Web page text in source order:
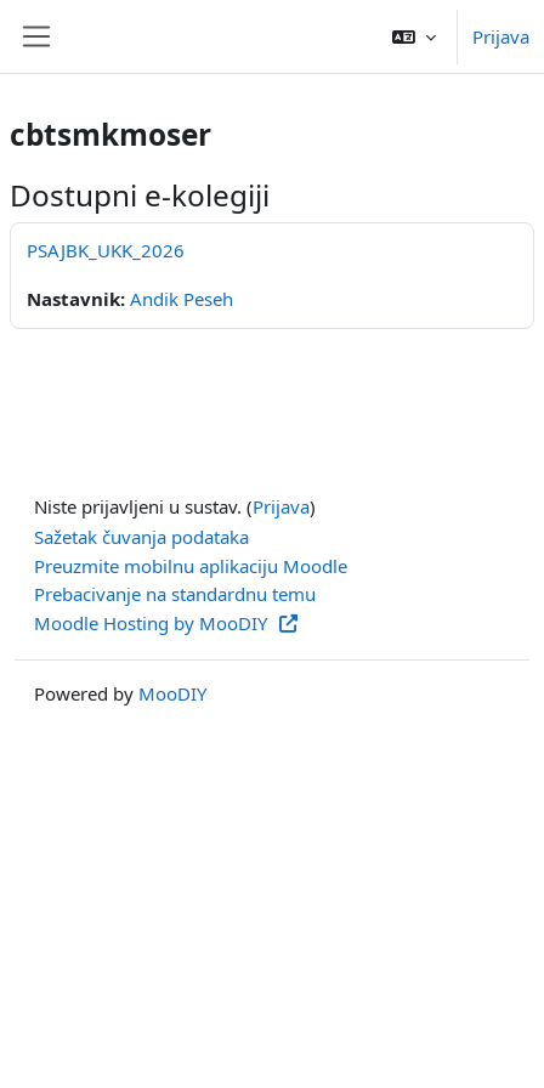
Prijava
cbtsmkmoser
Dostupni e-kolegiji
PSAJBK_UKK_2026
Nastavnik: Andik Peseh
Niste prijavljeni u sustav. (Prijava)
Sažetak čuvanja podataka
Preuzmite mobilnu aplikaciju Moodle
Prebacivanje na standardnu temu
Moodle Hosting by MooDIY
Powered by MooDIY